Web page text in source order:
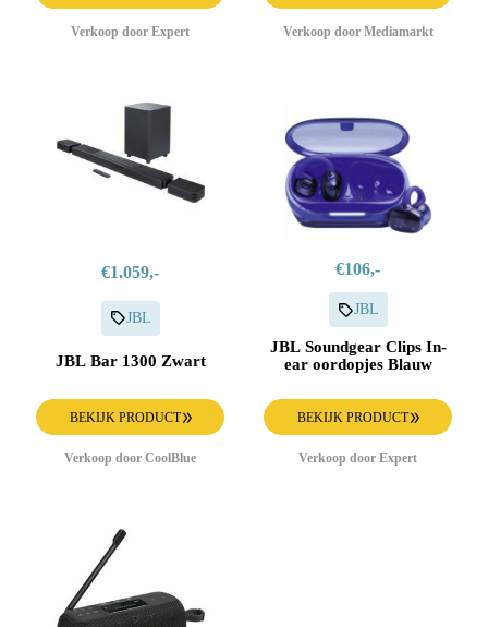
Verkoop door Expert Verkoop door Mediamarkt
€1.059,-
JBL
JBL Bar 1300 Zwart
BEKIJK PRODUCT
Verkoop door CoolBlue
€106,-
JBL
JBL Soundgear Clips In-
ear oordopjes Blauw
BEKIJK PRODUCT
Verkoop door Expert